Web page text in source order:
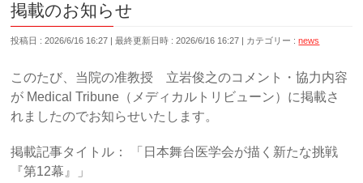
掲載のお知らせ
投稿日 : 2026/6/16 16:27 最終更新日時 : 2026/6/16 16:27 カテゴリー :news
このたび、当院の准教授 立岩俊之のコメント・協力内容
が Medical Tribune（メディカルトリビューン）に掲載さ
れましたのでお知らせいたします。
掲載記事タイトル： 「日本舞台医学会が描く新たな挑戦
『第12幕』」